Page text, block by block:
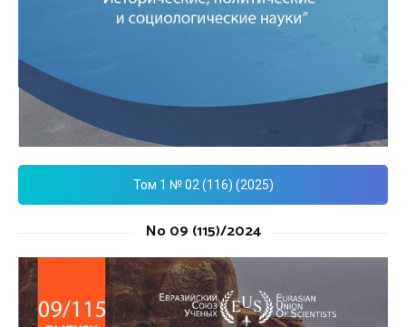
Том 1 № 02 (116) (2025)
No 09 (115)/2024